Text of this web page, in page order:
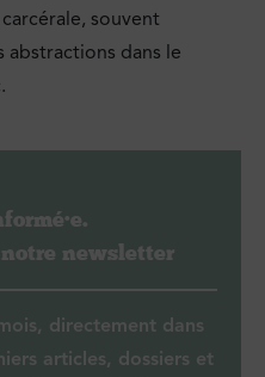
souvent
abstractions dans le
newsletter
directement dans
articles, dossiers et